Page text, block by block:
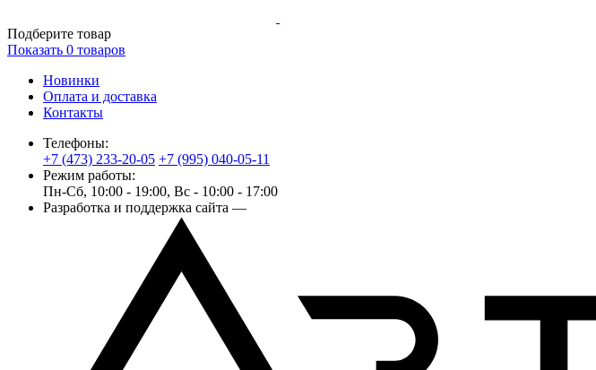
Подберите товар
Показать 0 товаров
Новинки
Оплата и доставка
Контакты
Телефоны:
+7 (473) 233-20-05 +7 (995) 040-05-11
Режим работы:
Пн-Сб, 10:00 - 19:00, Вс - 10:00 - 17:00
Разработка и поддержка сайта —